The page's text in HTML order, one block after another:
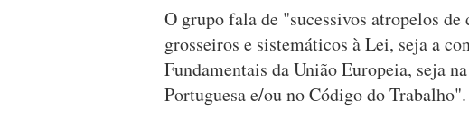
O grupo fala de "sucessivos atropelos
grosseiros e sistemáticos à Lei, seja a
Fundamentais da União Europeia, seja
Portuguesa e/ou no Código do Trabalho".